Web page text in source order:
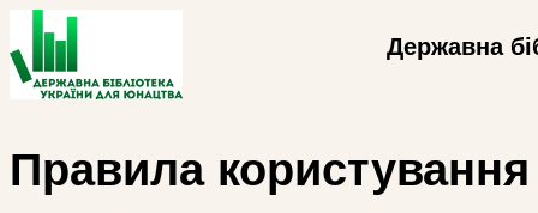
Державна
Правила